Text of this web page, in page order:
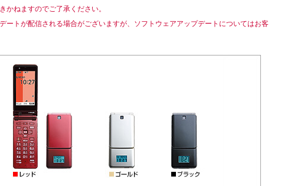
かねますのでご了承ください。
ートが配信される場合がございますが、ソフトウェアアップデートについてはお客